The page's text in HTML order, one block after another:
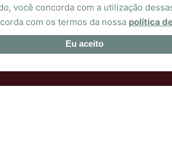
ASEPI 2021. Todos os
você concorda com a utilização
com os termos da nossa política
Eu aceito